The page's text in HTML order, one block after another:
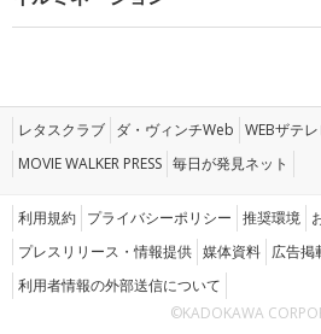
レタスクラブ ダ・ヴィンチWeb WEBザテ
MOVIE WALKER PRESS 毎日が発見ネット
利用規約 プライバシーポリシー 推奨環境
プレスリリース・情報提供 媒体資料 広告掲
利用者情報の外部送信について
©KADOKAWA